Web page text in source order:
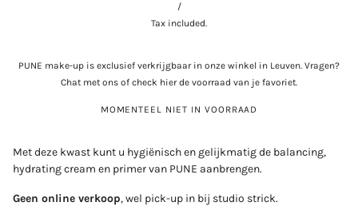
/
Tax included.
PUNE make-up is exclusief verkrijgbaar in onze winkel in Leuven. Vragen?
Chat met ons of check hier de voorraad van je favoriet.
MOMENTEEL NIET IN VOORRAAD
Met deze kwast kunt u hygiënisch en gelijkmatig de balancing,
hydrating cream en primer van PUNE aanbrengen.
Geen online verkoop, wel pick-up in bij studio strick.